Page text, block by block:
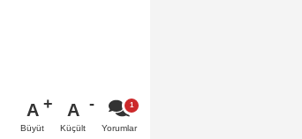
A
Büyüt
A
Küçült Yorumlar